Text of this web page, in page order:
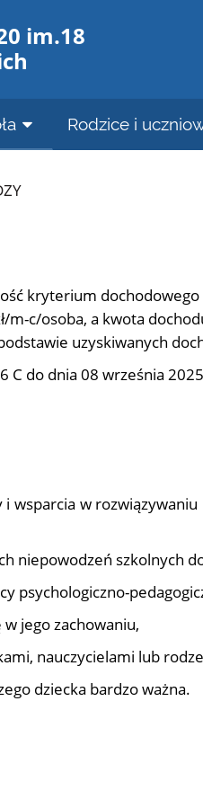
im.18
Rodzice i
kryterium dochodowego
c/osoba, a kwota
uzyskiwanych
do dnia 08 września
wsparcia w
niepowodzeń szkolnych
psychologiczno-
jego zachowaniu,
nauczycielami lub
dziecka bardzo ważna.